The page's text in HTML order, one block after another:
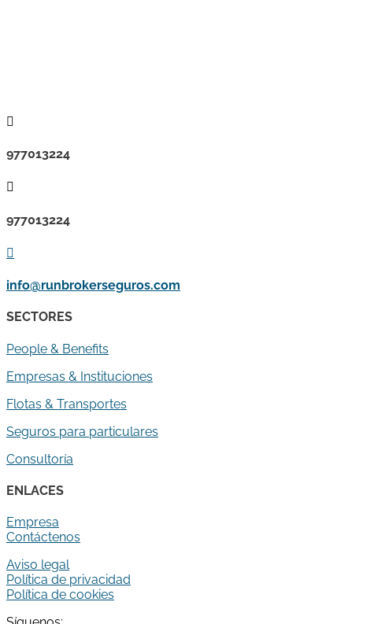

977013224

977013224

info@runbrokerseguros.com
SECTORES
People & Benefits
Empresas & Instituciones
Flotas & Transportes
Seguros para particulares
Consultoría
ENLACES
Empresa
Contáctenos
Aviso legal
Política de privacidad
Política de cookies